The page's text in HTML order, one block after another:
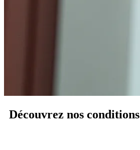
Découvrez nos conditions